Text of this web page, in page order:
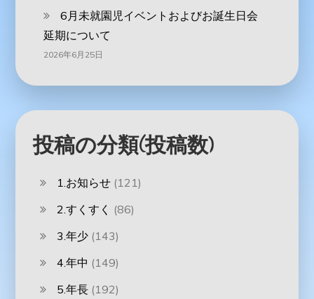
6月未就園児イベントおよびお誕生日会
延期について
2026年6月25日
投稿の分類(投稿数)
1.お知らせ (121)
2.すくすく (86)
3.年少 (143)
4.年中 (149)
5.年長 (192)